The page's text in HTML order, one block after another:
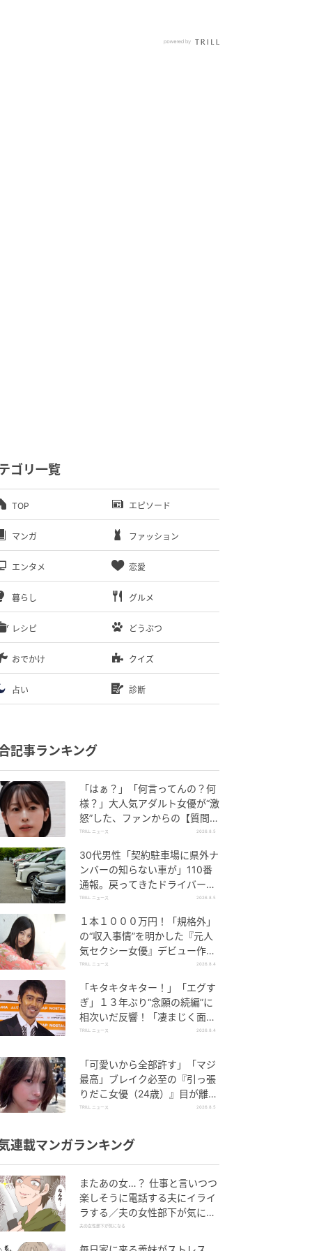
ゴリ一覧
TOP エピソード
マンガ ファッション
エンタメ 恋愛
暮らし グルメ
レシピ どうぶつ
おでかけ クイズ
占い 診断
記事ランキング
「はぁ？」「何言ってんの？何
様？」大人気アダルト女優が“激
怒”した、ファンからの【質問】
とは
TRILL ニュース 2026.8.5
30代男性「契約駐車場に県外ナ
ンバーの知らない車が」110番
通報。戻ってきたドライバー
の“言い分”に「口論になった」
TRILL ニュース 2026.8.5
１本１０００万円！「規格外」
の“収入事情”を明かした『元人
気セクシー女優』デビュー作
が“１０万本”を記録した逸材
TRILL ニュース 2026.8.4
「キタキタキター！」「エグす
ぎ」１３年ぶり“念願の続編”に
相次いだ反響！「凄まじく面白
い」“賞 総なめ”『伝説級ドラ
TRILL ニュース 2026.8.4
「可愛いから全部許す」「マジ
最高」ブレイク必至の『引っ張
りだこ女優（24歳）』目が離せ
ない“圧巻ショット”に「か、か
TRILL ニュース 2026.8.5
連載マンガランキング
またあの女…？ 仕事と言いつつ
楽しそうに電話する夫にイライ
ラする／夫の女性部下が気にな
る（1）【夫婦の危機 まんが】
夫の女性部下が気になる